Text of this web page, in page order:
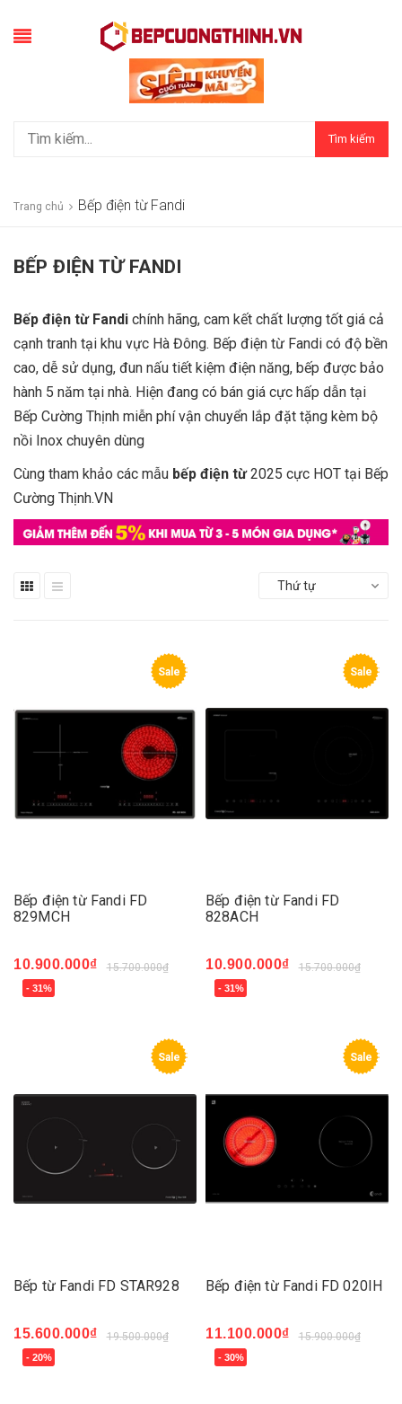
Tìm kiếm
Trang chủ Bếp điện từ Fandi
BẾP ĐIỆN TỪ FANDI
Bếp điện từ Fandi chính hãng, cam kết chất lượng tốt giá cả
cạnh tranh tại khu vực Hà Đông. Bếp điện từ Fandi có độ bền
cao, dễ sử dụng, đun nấu tiết kiệm điện năng, bếp được bảo
hành 5 năm tại nhà. Hiện đang có bán giá cực hấp dẫn tại
Bếp Cường Thịnh miễn phí vận chuyển lắp đặt tặng kèm bộ
nồi Inox chuyên dùng
Cùng tham khảo các mẫu bếp điện từ2025 cực HOT tại Bếp
Cường Thịnh.VN
Thứ tự
Sale
Bếp điện từ Fandi FD
829MCH
10.900.000₫ 15.700.000₫
- 31%
Sale
Bếp điện từ Fandi FD
828ACH
10.900.000₫ 15.700.000₫
- 31%
Sale
Bếp từ Fandi FD STAR928
15.600.000₫ 19.500.000₫
- 20%
Sale
Bếp điện từ Fandi FD 020IH
11.100.000₫ 15.900.000₫
- 30%